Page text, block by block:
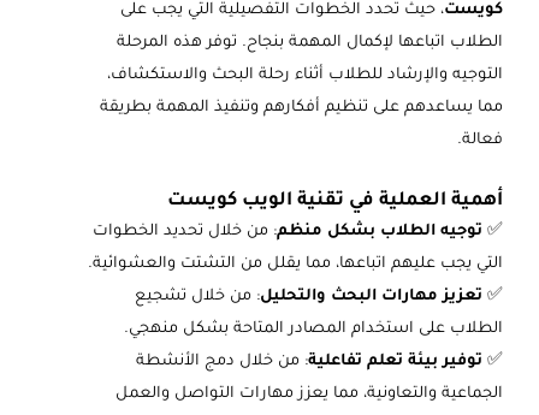
كويست، حيث تحدد الخطوات التفصيلية التي يجب على
الطلاب اتباعها لإكمال المهمة بنجاح. توفر هذه المرحلة
التوجيه والإرشاد للطلاب أثناء رحلة البحث والاستكشاف،
مما يساعدهم على تنظيم أفكارهم وتنفيذ المهمة بطريقة
فعالة.
أهمية العملية في تقنية الويب كويست
✅ توجيه الطلاب بشكل منظم: من خلال تحديد الخطوات
التي يجب عليهم اتباعها، مما يقلل من التشتت والعشوائية.
✅ تعزيز مهارات البحث والتحليل: من خلال تشجيع
الطلاب على استخدام المصادر المتاحة بشكل منهجي.
✅ توفير بيئة تعلم تفاعلية: من خلال دمج الأنشطة
الجماعية والتعاونية، مما يعزز مهارات التواصل والعمل